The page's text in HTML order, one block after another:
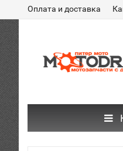
Оплата и доставка